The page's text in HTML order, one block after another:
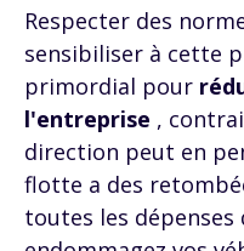
Respecter des
sensibiliser à cette
primordial pour
l'entreprise ,
direction peut en
flotte a des
toutes les